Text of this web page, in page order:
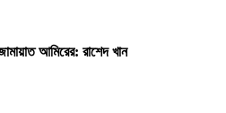
আমিরের: রাশেদ খান